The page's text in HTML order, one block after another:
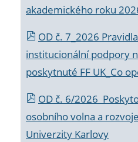
akademického roku
OD č. 7_2026
institucionální podpory
poskytnuté FF UK_Co
OD č. 6/2026
osobního volna a
Univerzity Karlovy